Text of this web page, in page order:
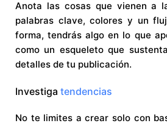
Anota las cosas que vienen a
palabras clave, colores y un
forma, tendrás algo en lo que
como un esqueleto que
detalles de tu publicación.
Investiga tendencias
No te limites a crear solo con